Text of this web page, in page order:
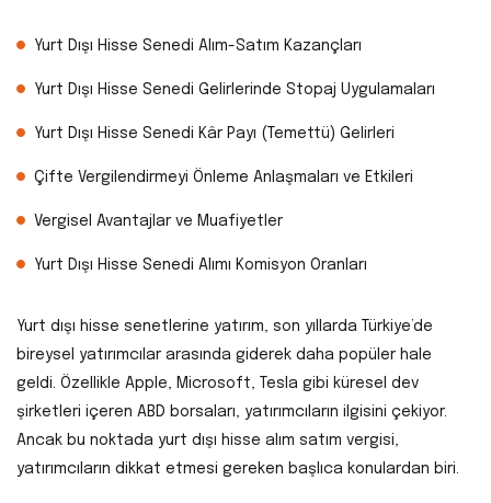
Yurt Dışı Hisse Senedi Alım-Satım Kazançları
Yurt Dışı Hisse Senedi Gelirlerinde Stopaj Uygulamaları
Yurt Dışı Hisse Senedi Kâr Payı (Temettü) Gelirleri
Çifte Vergilendirmeyi Önleme Anlaşmaları ve Etkileri
Vergisel Avantajlar ve Muafiyetler
Yurt Dışı Hisse Senedi Alımı Komisyon Oranları
Yurt dışı hisse senetlerine yatırım, son yıllarda Türkiye’de
bireysel yatırımcılar arasında giderek daha popüler hale
geldi. Özellikle Apple, Microsoft, Tesla gibi küresel dev
şirketleri içeren ABD borsaları, yatırımcıların ilgisini çekiyor.
Ancak bu noktada yurt dışı hisse alım satım vergisi,
yatırımcıların dikkat etmesi gereken başlıca konulardan biri.